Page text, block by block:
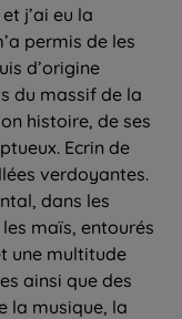
j’ai eu la
permis de les
d’origine
du massif de la
histoire, de ses
Ecrin de
verdoyantes.
dans les
maïs, entourés
une multitude
ainsi que des
la musique, la